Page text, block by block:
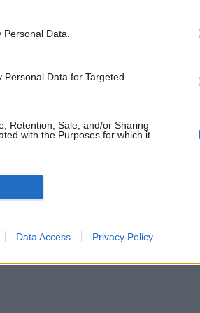
Data.
Data for Targeted
Retention, Sale, and/or Sharing
with the Purposes for which it
Data Access Privacy Policy